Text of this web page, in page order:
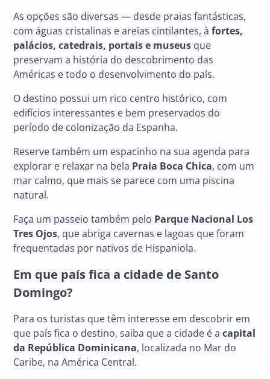
As opções são diversas — desde praias fantásticas,
com águas cristalinas e areias cintilantes, àfortes,
palácios, catedrais, portais e museus que
preservam a história do descobrimento das
Américas e todo o desenvolvimento do país.
O destino possui um rico centro histórico, com
edifícios interessantes e bem preservados do
período de colonização da Espanha.
Reserve também um espacinho na sua agenda para
explorar e relaxar na bela Praia Boca Chica, com um
mar calmo, que mais se parece com uma piscina
natural.
Faça um passeio também pelo Parque Nacional Los
Tres Ojos, que abriga cavernas e lagoas que foram
frequentadas por nativos de Hispaniola.
Em que país fica a cidade de Santo
Domingo?
Para os turistas que têm interesse em descobrir em
que país fica o destino, saiba que a cidade é acapital
da República Dominicana, localizada no Mar do
Caribe, na América Central.